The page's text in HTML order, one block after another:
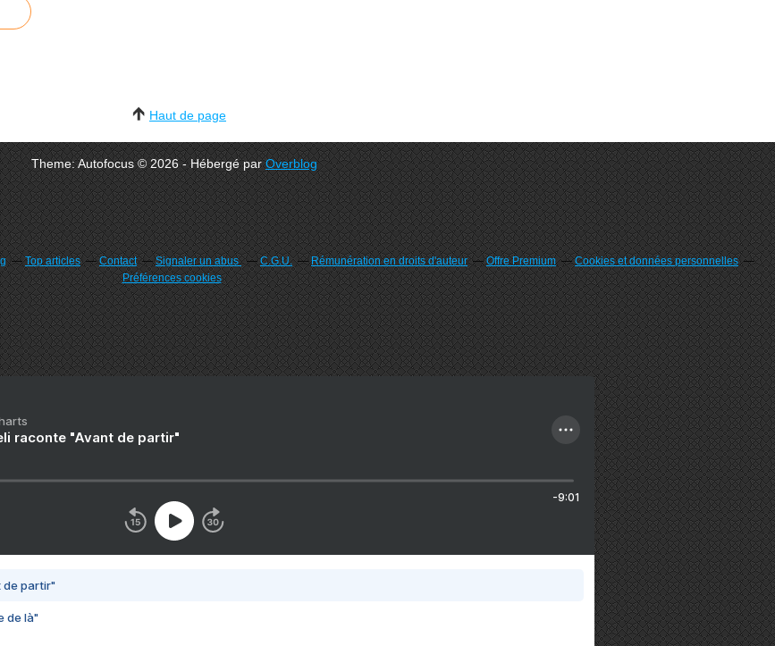
Haut de page
Theme: Autofocus © 2026 - Hébergé parOverblog
Top articles Contact Signaler un abus C.G.U. Rémunération en droits d'auteur Offre Premium
Cookies et données personnelles
Préférences cookies
raconte "Avant de partir"
-9:01
de partir"
de là"